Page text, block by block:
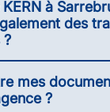
à
des
?
mes
?